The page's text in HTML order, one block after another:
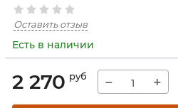
Оставить отзыв
Есть в наличии
2 270 руб − +